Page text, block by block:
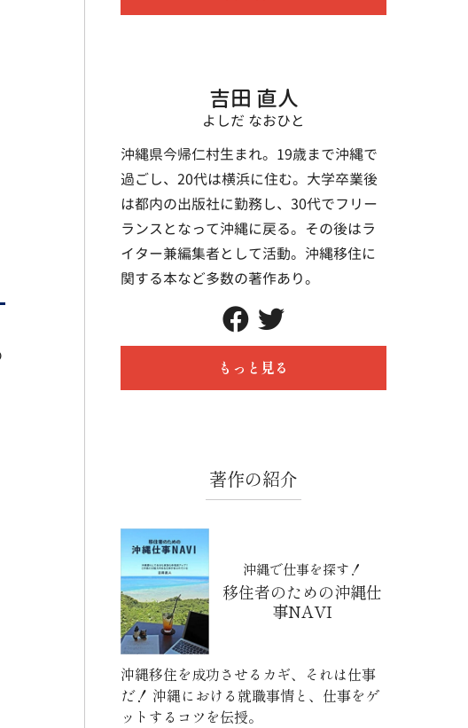
吉田 直人
よしだ なおひと
沖縄県今帰仁村生まれ。19歳まで沖縄で
過ごし、20代は横浜に住む。大学卒業後
は都内の出版社に勤務し、30代でフリー
ランスとなって沖縄に戻る。その後はラ
イター兼編集者として活動。沖縄移住に
関する本など多数の著作あり。
もっと見る
著作の紹介
沖縄で仕事を探す！
移住者のための沖縄仕
事NAVI
沖縄移住を成功させるカギ、それは仕事
だ！ 沖縄における就職事情と、仕事をゲ
ットするコツを伝授。